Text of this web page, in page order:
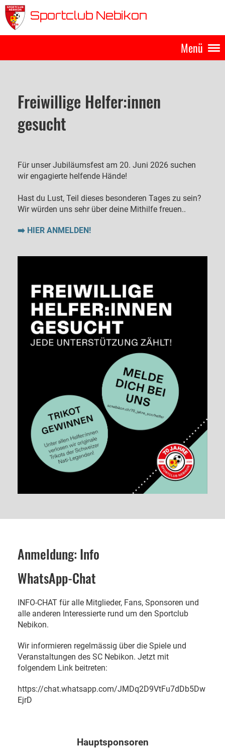
Sportclub Nebikon
Menü
Freiwillige Helfer:innen
gesucht
Für unser Jubiläumsfest am 20. Juni 2026 suchen
wir engagierte helfende Hände!
Hast du Lust, Teil dieses besonderen Tages zu sein?
Wir würden uns sehr über deine Mithilfe freuen..
➡️ HIER ANMELDEN!
Anmeldung: Info
WhatsApp-Chat
INFO-CHAT für alle Mitglieder, Fans, Sponsoren und
alle anderen Interessierte rund um den Sportclub
Nebikon.
Wir informieren regelmässig über die Spiele und
Veranstaltungen des SC Nebikon. Jetzt mit
folgendem Link beitreten:
https://chat.whatsapp.com/JMDq2D9VtFu7dDb5Dw
EjrD
Hauptsponsoren